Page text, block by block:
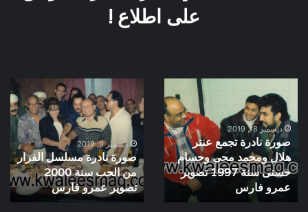
على اطلاع !
نادرة
تجمع
عنتر
هلال
ومحمد
محى
وحسام
حسنى
ديسمبر 18, 2019
صورة نادرة تجمع عنتر
هلال ومحمد محى وحسام
حسنى سنة 1997 تصوير
عمرو فارس
نادرة
مسلسل
الفرار
من
الحب
سنة
2000
تصوير
ديسمبر 9, 2019
صورة نادرة مسلسل الفرار
من الحب سنة 2000
تصوير عمرو فارس